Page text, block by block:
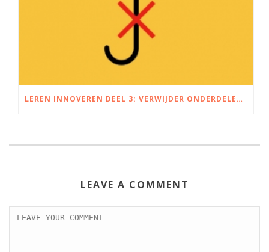
LEREN INNOVEREN DEEL 3: VERWIJDER ONDERDELEN VOOR NIEUWE PRODUCTIDEEËN
LEAVE A COMMENT